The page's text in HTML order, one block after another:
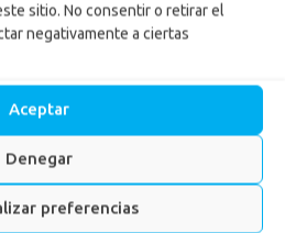
sitio. No consentir o retirar el
negativamente a ciertas
Aceptar
Denegar
preferencias
el Evento
total en el Evento Anual de